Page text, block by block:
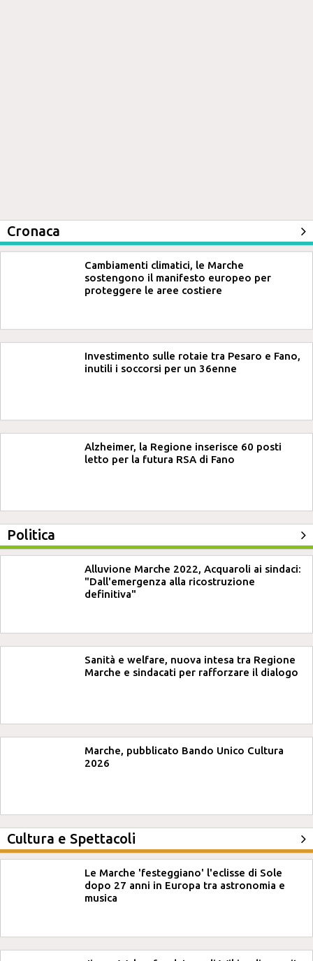
Cronaca
Cambiamenti climatici, le Marche
sostengono il manifesto europeo per
proteggere le aree costiere
Investimento sulle rotaie tra Pesaro e Fano,
inutili i soccorsi per un 36enne
Alzheimer, la Regione inserisce 60 posti
letto per la futura RSA di Fano
Politica
Alluvione Marche 2022, Acquaroli ai sindaci:
"Dall'emergenza alla ricostruzione
definitiva"
Sanità e welfare, nuova intesa tra Regione
Marche e sindacati per rafforzare il dialogo
Marche, pubblicato Bando Unico Cultura
2026
Cultura e Spettacoli
Le Marche 'festeggiano' l'eclisse di Sole
dopo 27 anni in Europa tra astronomia e
musica